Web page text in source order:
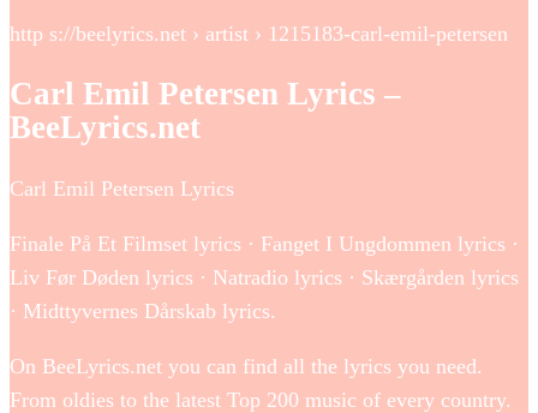
http s://beelyrics.net › artist › 1215183-carl-emil-petersen
Carl Emil Petersen Lyrics –
BeeLyrics.net
Carl Emil Petersen Lyrics
Finale På Et Filmset lyrics · Fanget I Ungdommen lyrics ·
Liv Før Døden lyrics · Natradio lyrics · Skærgården lyrics
· Midttyvernes Dårskab lyrics.
On BeeLyrics.net you can find all the lyrics you need.
From oldies to the latest Top 200 music of every country.